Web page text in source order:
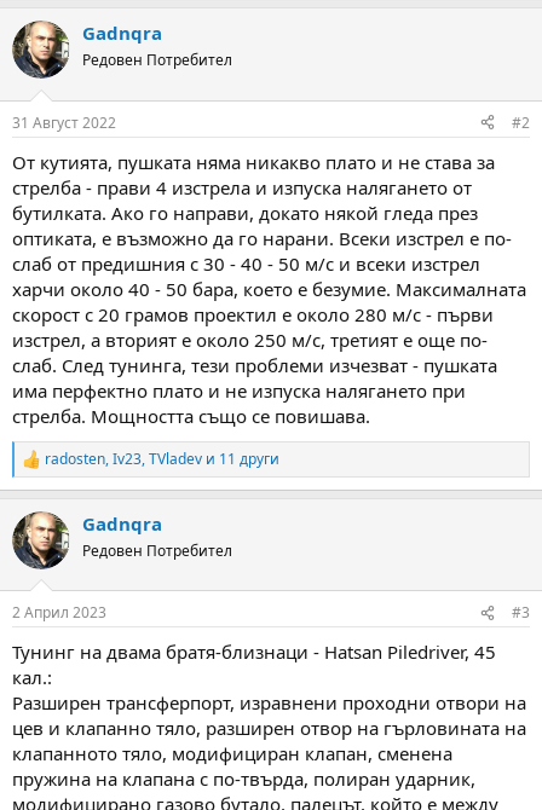
c
t
i
s
Gadnqra
Редовен Потребител
31 Август 2022 #2
От кутията, пушката няма никакво плато и не става за
стрелба - прави 4 изстрела и изпуска налягането от
бутилката. Ако го направи, докато някой гледа през
оптиката, е възможно да го нарани. Всеки изстрел е по-
слаб от предишния с 30 - 40 - 50 м/с и всеки изстрел
харчи около 40 - 50 бара, което е безумие. Максималната
скорост с 20 грамов проектил е около 280 м/с - първи
изстрел, а вторият е около 250 м/с, третият е още по-
слаб. След тунинга, тези проблеми изчезват - пушката
има перфектно плато и не изпуска налягането при
стрелба. Мощността също се повишава.
R
e
c
t
i
s
radosten,Iv23,TVladev и 11 други
Gadnqra
Редовен Потребител
2 Април 2023 #3
Тунинг на двама братя-близнаци - Hatsan Piledriver, 45
кал.:
Разширен трансферпорт, изравнени проходни отвори на
цев и клапанно тяло, разширен отвор на гърловината на
клапанното тяло, модифициран клапан, сменена
пружина на клапана с по-твърда, полиран ударник,
модифицирано газово бутало, палецът, който е между